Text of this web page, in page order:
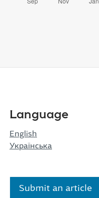
Language
English
Українська
Submit an article